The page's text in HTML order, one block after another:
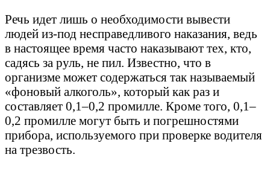
Речь идет лишь о необходимости вывести
людей из-под несправедливого наказания, ведь
в настоящее время часто наказывают тех, кто,
садясь за руль, не пил. Известно, что в
организме может содержаться так называемый
«фоновый алкоголь», который как раз и
составляет 0,1–0,2 промилле. Кроме того, 0,1–
0,2 промилле могут быть и погрешностями
прибора, используемого при проверке водителя
на трезвость.